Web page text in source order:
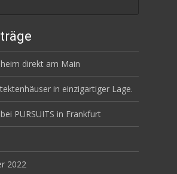
direkt am Main
in einzigartiger Lage.
PURSUITS in Frankfurt
2022